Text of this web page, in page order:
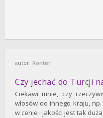
autor: Ronter
Czy jechać do Turcji
Ciekawi mnie, czy
włosów do innego kraju,
w cenie i jakości jest tak